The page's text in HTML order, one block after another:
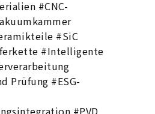
#CNC-
#SiC
#Intelligente
Prüfung #ESG-